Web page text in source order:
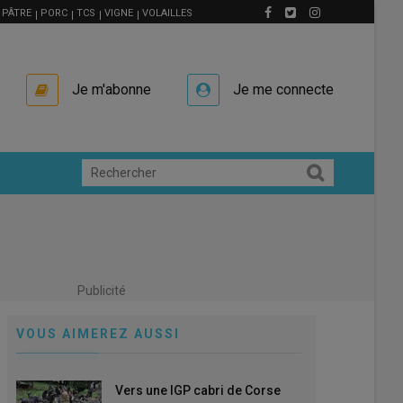
PÂTRE PORC TCS VIGNE VOLAILLES
Je m'abonne Je me connecte
Publicité
VOUS AIMEREZ AUSSI
Vers une IGP cabri de Corse